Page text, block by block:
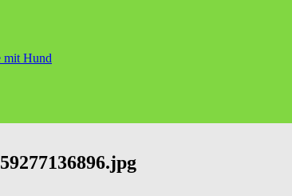
mit Hund